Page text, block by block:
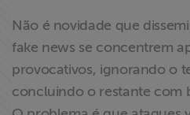
Não é novidade que
fake news se concentrem
provocativos, ignorando o
concluindo o restante com